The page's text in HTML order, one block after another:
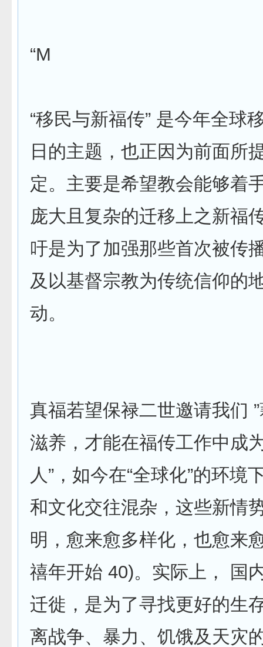
“M
“移民与新福传” 是今年全球
日的主题，也正因为前面所
定。主要是希望教会能够着
庞大且复杂的迁移上之新福
吁是为了加强那些首次被传
及以基督宗教为传统信仰的
动。
真福若望保禄二世邀请我们
滋养，才能在福传工作中成
人”，如今在“全球化”的环境
和文化交往混杂，这些新情
明，愈来愈多样化，也愈来
禧年开始 40)。实际上， 国
迁徙，是为了寻找更好的生
离战争、暴力、饥饿及天灾